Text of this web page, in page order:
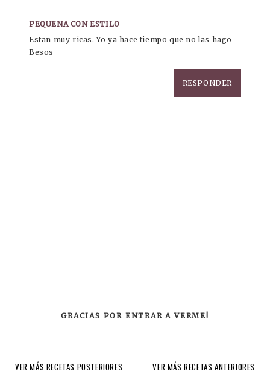
PEQUENA CON ESTILO
Estan muy ricas. Yo ya hace tiempo que no las hago
Besos
RESPONDER
GRACIAS POR ENTRAR A VERME!
VER MÁS RECETAS POSTERIORES VER MÁS RECETAS ANTERIORES